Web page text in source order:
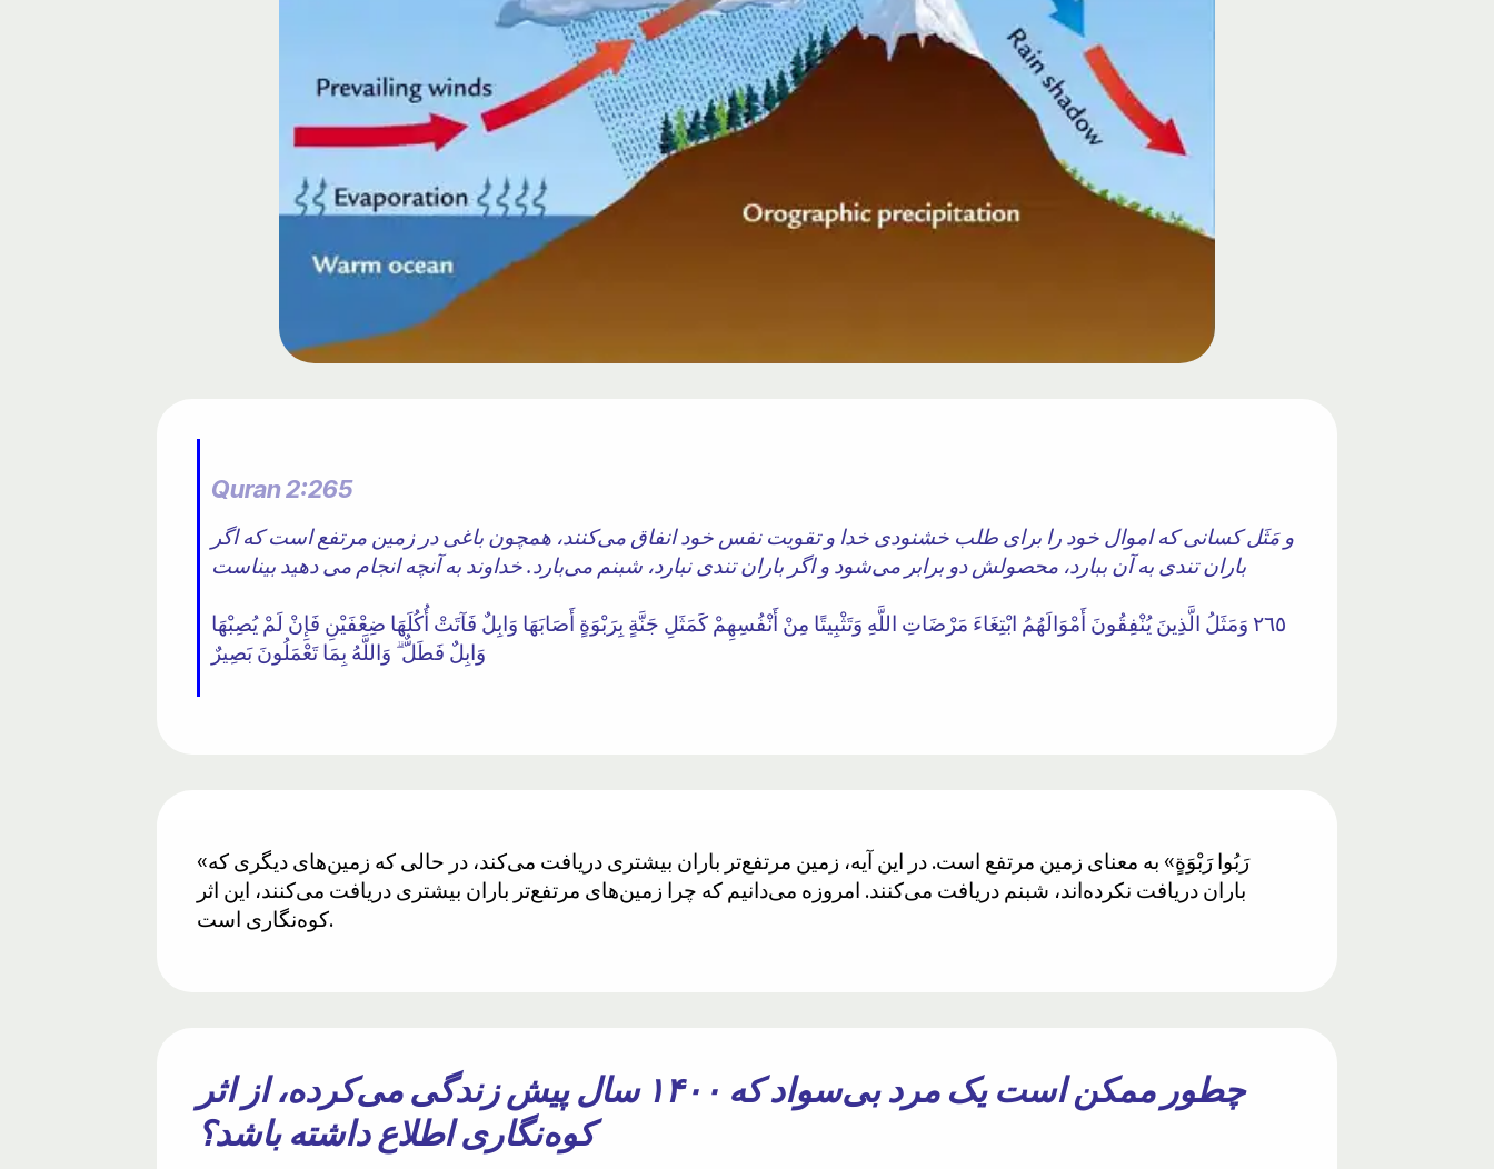
Quran 2:265
و مَثَل کسانی که اموال خود را برای طلب خشنودی خدا و تقویت نفس خود انفاق می‌کنند، همچون باغی در زمین مرتفع است که اگر
باران تندی به آن ببارد، محصولش دو برابر می‌شود و اگر باران تندی نبارد، شبنم می‌بارد. خداوند به آنچه انجام می دهید بیناست
٢٦٥ وَمَثَلُ الَّذِينَ يُنْفِقُونَ أَمْوَالَهُمُ ابْتِغَاءَ مَرْضَاتِ اللَّهِ وَتَثْبِيتًا مِنْ أَنْفُسِهِمْ كَمَثَلِ جَنَّةٍ بِرَبْوَةٍ أَصَابَهَا وَابِلٌ فَآتَتْ أُكُلَهَا ضِعْفَيْنِ فَإِنْ لَمْ يُصِبْهَا
وَابِلٌ فَطَلٌّ ۗ وَاللَّهُ بِمَا تَعْمَلُونَ بَصِيرٌ
«رَبُوا رَبْوَةٍ» به معنای زمین مرتفع است. در این آیه، زمین مرتفع‌تر باران بیشتری دریافت می‌کند، در حالی که زمین‌های دیگری که
باران دریافت نکرده‌اند، شبنم دریافت می‌کنند. امروزه می‌دانیم که چرا زمین‌های مرتفع‌تر باران بیشتری دریافت می‌کنند، این اثر
کوه‌نگاری است.
چطور ممکن است یک مرد بی‌سواد که ۱۴۰۰ سال پیش زندگی می‌کرده، از اثر
کوه‌نگاری اطلاع داشته باشد؟